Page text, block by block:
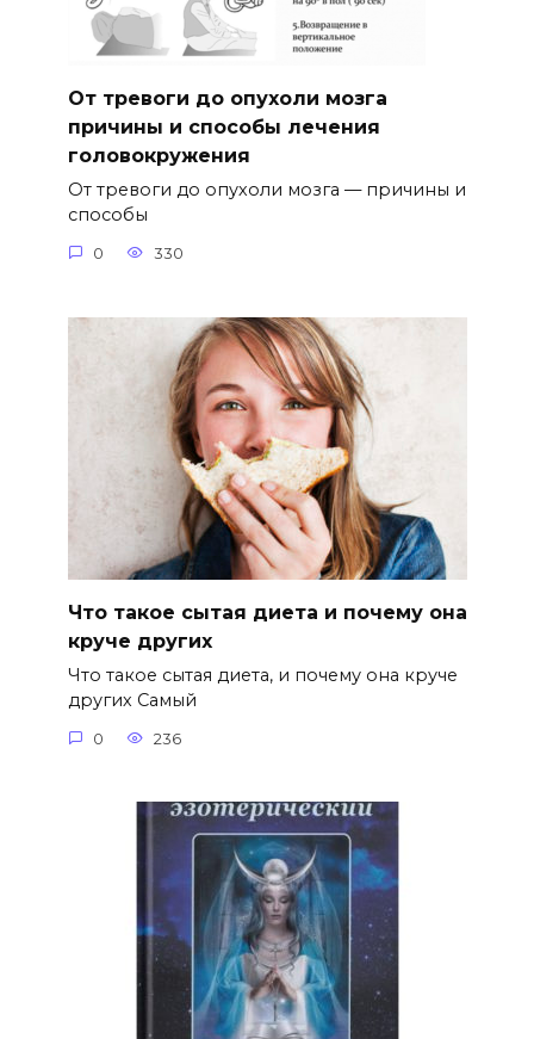
От тревоги до опухоли мозга
причины и способы лечения
головокружения
От тревоги до опухоли мозга — причины и
способы
0 330
Что такое сытая диета и почему она
круче других
Что такое сытая диета, и почему она круче
других Самый
0 236